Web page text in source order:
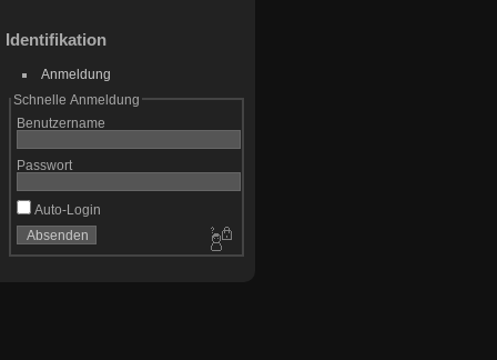
Identifikation
Anmeldung
Schnelle Anmeldung
Benutzername
Passwort
Auto-Login